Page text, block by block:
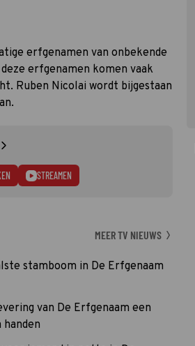
erfgenamen van onbekende
erfgenamen komen vaak
Ruben Nicolai wordt bijgestaan
STREAMEN
MEER TV NIEUWS
stamboom in De Erfgenaam
van De Erfgenaam een